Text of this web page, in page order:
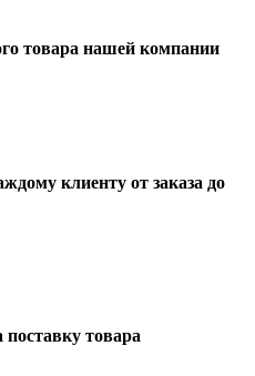
товара нашей компании
клиенту от заказа до
поставку товара